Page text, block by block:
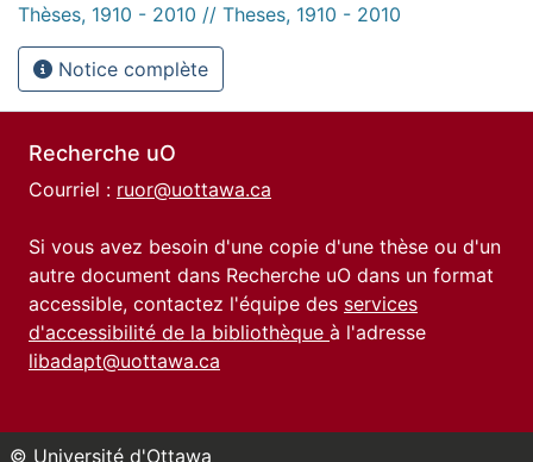
Thèses, 1910 - 2010 // Theses, 1910 - 2010
Notice complète
Recherche uO
Courriel : ruor@uottawa.ca
Si vous avez besoin d'une copie d'une thèse ou d'un
autre document dans Recherche uO dans un format
accessible, contactez l'équipe des services
d'accessibilité de la bibliothèque à l'adresse
libadapt@uottawa.ca
© Université d'Ottawa